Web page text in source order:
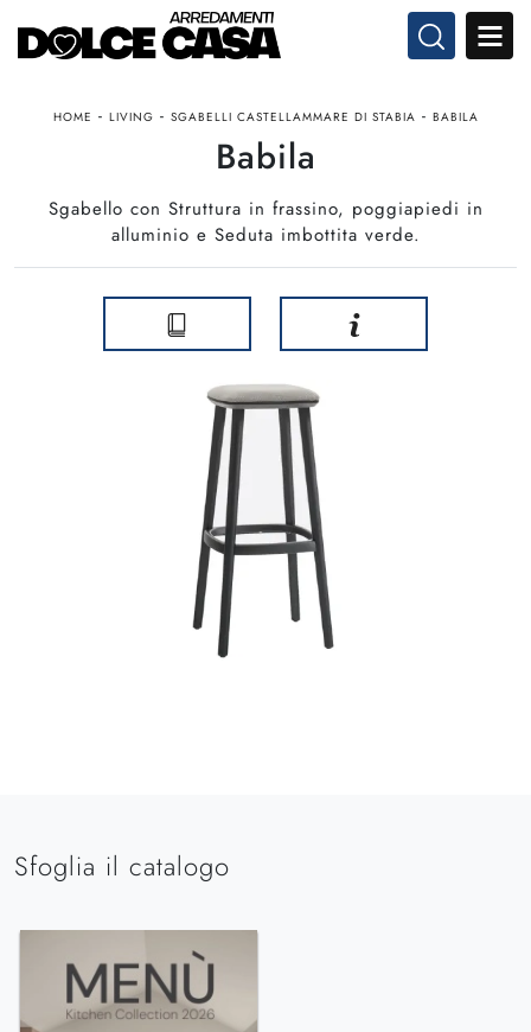
HOME - LIVING - SGABELLI CASTELLAMMARE DI STABIA - BABILA
Babila
Sgabello con Struttura in frassino, poggiapiedi in
alluminio e Seduta imbottita verde.
Sfoglia il catalogo